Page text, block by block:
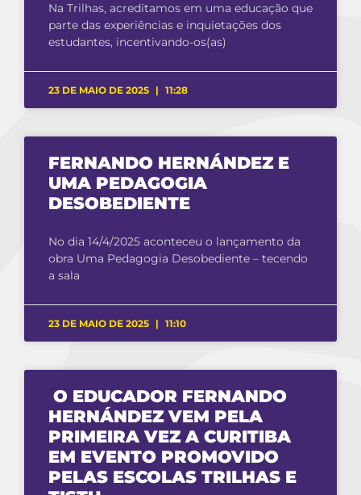
Na Trilhas, acreditamos em uma educação que
parte das experiências e inquietações dos
estudantes, incentivando-os(as)
23 DE MAIO DE 2025 11:28
FERNANDO HERNÁNDEZ E
UMA PEDAGOGIA
DESOBEDIENTE
No dia 14/4/2025 aconteceu o lançamento da
obra Uma Pedagogia Desobediente – tecendo
a sala
23 DE MAIO DE 2025 11:10
O EDUCADOR FERNANDO
HERNÁNDEZ VEM PELA
PRIMEIRA VEZ A CURITIBA
EM EVENTO PROMOVIDO
PELAS ESCOLAS TRILHAS E